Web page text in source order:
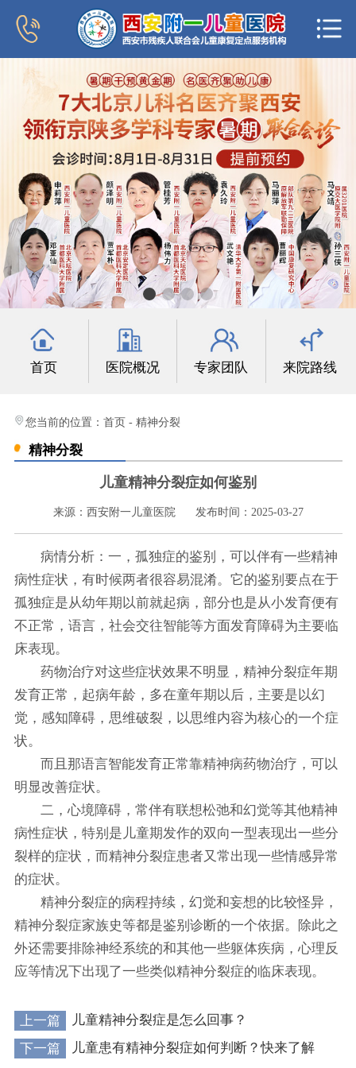
新闻中心
专家团队
科室导航
行为发育科
小儿内分泌科
光影纪实
首页 医院概况 专家团队 来院路线
您当前的位置： 首页 - 精神分裂
精神分裂
儿童精神分裂症如何鉴别
来源：西安附一儿童医院 发布时间：2025-03-27
病情分析：一，孤独症的鉴别，可以伴有一些精神
病性症状，有时候两者很容易混淆。它的鉴别要点在于
孤独症是从幼年期以前就起病，部分也是从小发育便有
不正常，语言，社会交往智能等方面发育障碍为主要临
床表现。
药物治疗对这些症状效果不明显，精神分裂症年期
发育正常，起病年龄，多在童年期以后，主要是以幻
觉，感知障碍，思维破裂，以思维内容为核心的一个症
状。
而且那语言智能发育正常靠精神病药物治疗，可以
明显改善症状。
二，心境障碍，常伴有联想松弛和幻觉等其他精神
病性症状，特别是儿童期发作的双向一型表现出一些分
裂样的症状，而精神分裂症患者又常出现一些情感异常
的症状。
精神分裂症的病程持续，幻觉和妄想的比较怪异，
精神分裂症家族史等都是鉴别诊断的一个依据。除此之
外还需要排除神经系统的和其他一些躯体疾病，心理反
应等情况下出现了一些类似精神分裂症的临床表现。
上一篇
儿童精神分裂症是怎么回事？
下一篇
儿童患有精神分裂症如何判断？快来了解